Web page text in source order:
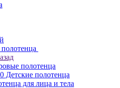
полотенца
Детские полотенца
для лица и тела